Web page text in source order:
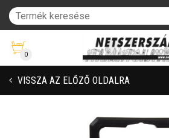
0
VISSZA AZ ELŐZŐ OLDALRA